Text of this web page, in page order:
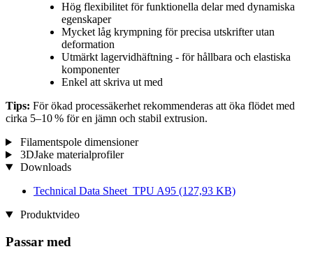
Hög flexibilitet för funktionella delar med dynamiska
egenskaper
Mycket låg krympning för precisa utskrifter utan
deformation
Utmärkt lagervidhäftning - för hållbara och elastiska
komponenter
Enkel att skriva ut med
Tips: För ökad processäkerhet rekommenderas att öka flödet med
cirka 5–10 % för en jämn och stabil extrusion.
Filamentspole dimensioner
3DJake materialprofiler
Downloads
Technical Data Sheet_TPU A95 (127,93 KB)
Produktvideo
Passar med